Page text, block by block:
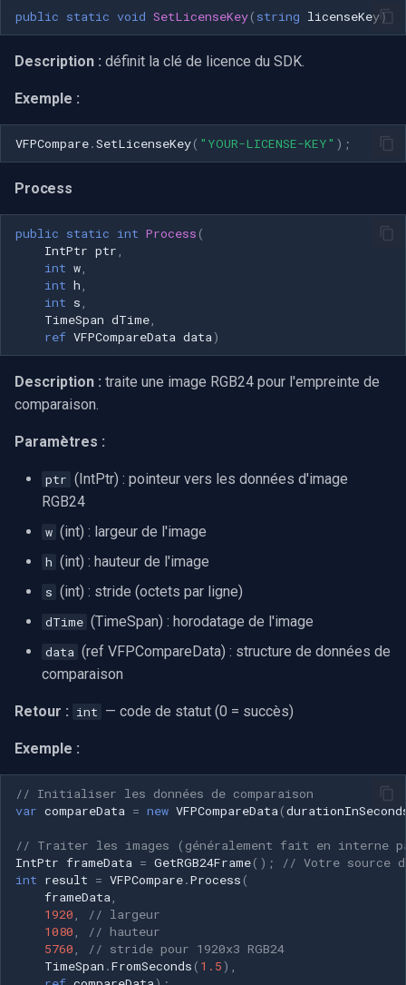
public static void SetLicenseKey( string licenseKey)
Description : définit la clé de licence du SDK.
Exemple :
VFPCompare.SetLicenseKey( "YOUR-LICENSE-KEY" );
Process
public static int Process (
IntPtr ptr
int w
int h
int s
TimeSpan dTime
ref VFPCompareData data)
Description : traite une image RGB24 pour l'empreinte de
comparaison.
Paramètres :
ptr (IntPtr) : pointeur vers les données d'image
RGB24
w (int) : largeur de l'image
h (int) : hauteur de l'image
s (int) : stride (octets par ligne)
dTime (TimeSpan) : horodatage de l'image
data (ref VFPCompareData) : structure de données de
comparaison
Retour : int — code de statut (0 = succès)
Exemple :
// Initialiser les données de comparaison
var compareData = new VFPCompareData (
// Traiter les images (généralement fait en interne
IntPtr frameData = GetRGB24Frame();
// Votre source
int result = VFPCompare.Process (
frameData
1920
// largeur
1080
// hauteur
5760
// stride pour 1920x3 RGB24
TimeSpan .FromSeconds ( 1.5),